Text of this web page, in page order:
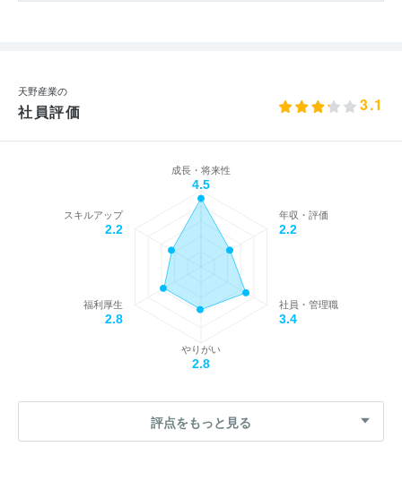
天野産業の
社員評価 3.1
成長・将来性
4.5
年収・評価
2.2
社員・管理職
3.4
やりがい
2.8
福利厚生
2.8
スキルアップ
2.2
評点をもっと見る